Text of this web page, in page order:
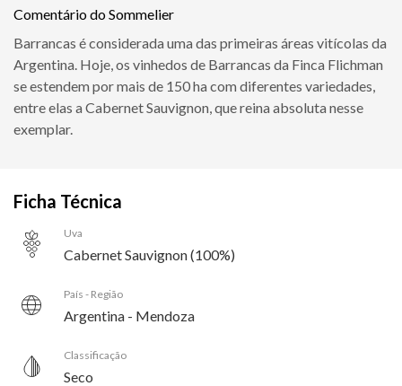
Comentário do Sommelier
Barrancas é considerada uma das primeiras áreas vitícolas da
Argentina. Hoje, os vinhedos de Barrancas da Finca Flichman
se estendem por mais de 150 ha com diferentes variedades,
entre elas a Cabernet Sauvignon, que reina absoluta nesse
exemplar.
Ficha Técnica
Uva
Cabernet Sauvignon (100%)
País - Região
Argentina - Mendoza
Classificação
Seco